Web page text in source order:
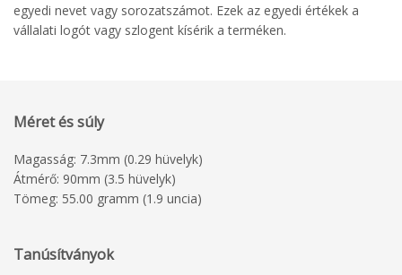
egyedi nevet vagy sorozatszámot. Ezek az egyedi értékek a
vállalati logót vagy szlogent kísérik a terméken.
Méret és súly
Magasság: 7.3mm (0.29 hüvelyk)
Átmérő: 90mm (3.5 hüvelyk)
Tömeg: 55.00 gramm (1.9 uncia)
Tanúsítványok